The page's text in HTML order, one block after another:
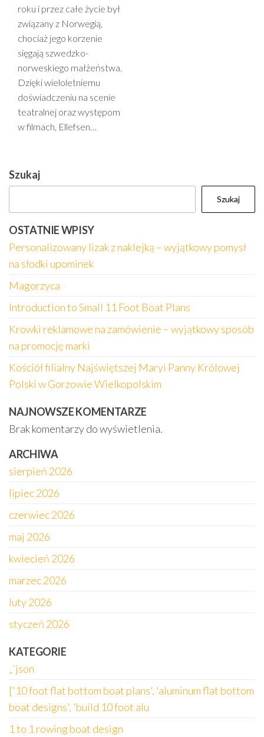
roku i przez całe życie był
związany z Norwegią,
chociaż jego korzenie
sięgają szwedzko-
norweskiego małżeństwa.
Dzięki wieloletniemu
doświadczeniu na scenie
teatralnej oraz występom
w filmach, Ellefsen…
Szukaj
Szukaj
OSTATNIE WPISY
Personalizowany lizak z naklejką – wyjątkowy pomysł
na słodki upominek
Magorzyca
Introduction to Small 11 Foot Boat Plans
Krowki reklamowe na zamówienie – wyjątkowy sposób
na promocję marki
Kościół filialny Najświętszej Maryi Panny Królowej
Polski w Gorzowie Wielkopolskim
NAJNOWSZE KOMENTARZE
Brak komentarzy do wyświetlenia.
ARCHIWA
sierpień 2026
lipiec 2026
czerwiec 2026
maj 2026
kwiecień 2026
marzec 2026
luty 2026
styczeń 2026
KATEGORIE
„`json
['10 foot flat bottom boat plans', 'aluminum flat bottom
boat designs', 'build 10 foot alu
1 to 1 rowing boat design